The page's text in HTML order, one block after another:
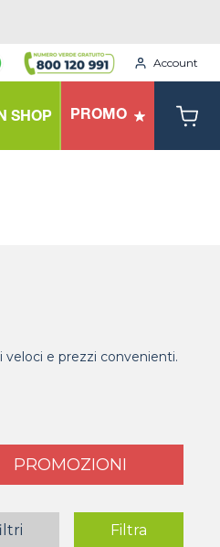
Account
SHOP PROMO
veloci e prezzi convenienti.
PROMOZIONI
Filtra